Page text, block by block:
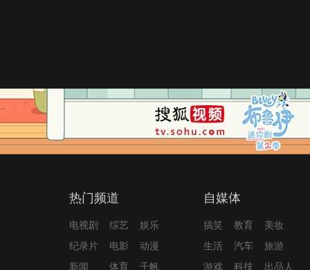
热门频道
电视剧 综艺
娱乐
纪录片
电影
动漫
新闻
体育 千帆
自媒体
搞笑 教育
美妆
生活
汽车
旅游
游戏
科技 出品人